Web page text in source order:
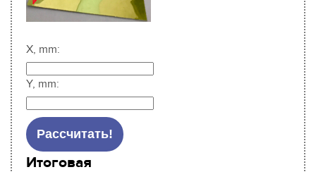
X, mm:
Y, mm:
Итоговая